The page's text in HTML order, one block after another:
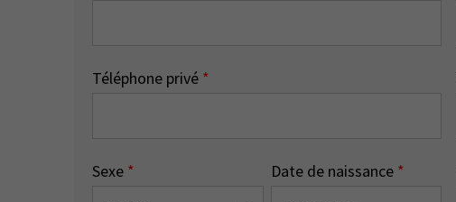
Téléphone privé *
Sexe * Date de naissance *